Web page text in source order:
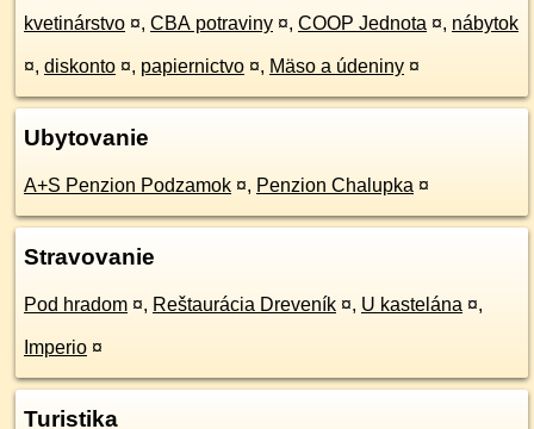
kvetinárstvo ¤, CBA potraviny ¤, COOP Jednota ¤, nábytok
¤, diskonto ¤, papiernictvo ¤, Mäso a údeniny ¤
Ubytovanie
A+S Penzion Podzamok ¤, Penzion Chalupka ¤
Stravovanie
Pod hradom ¤, Reštaurácia Dreveník ¤, U kastelána ¤,
Imperio ¤
Turistika